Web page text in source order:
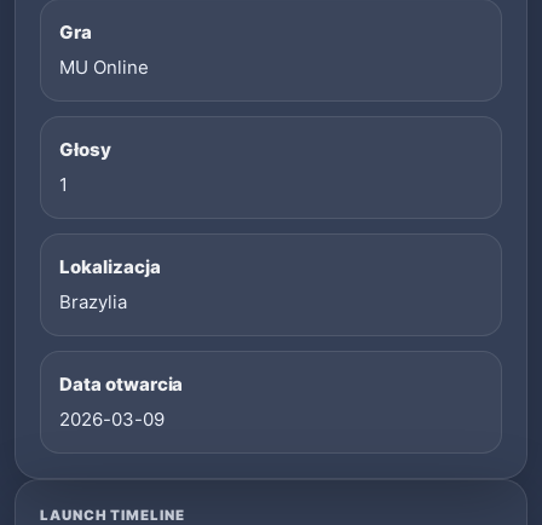
Gra
MU Online
Głosy
1
Lokalizacja
Brazylia
Data otwarcia
2026-03-09
LAUNCH TIMELINE